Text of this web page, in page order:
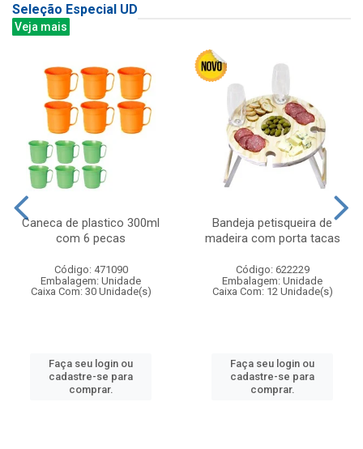
Seleção Especial UD
Veja mais
Caneca de plastico 300ml
com 6 pecas
Código: 471090
Embalagem: Unidade
Caixa Com: 30 Unidade(s)
Faça seu login ou
cadastre-se para
comprar.
Bandeja petisqueira de
madeira com porta tacas
Código: 622229
Embalagem: Unidade
Caixa Com: 12 Unidade(s)
Faça seu login ou
cadastre-se para
comprar.